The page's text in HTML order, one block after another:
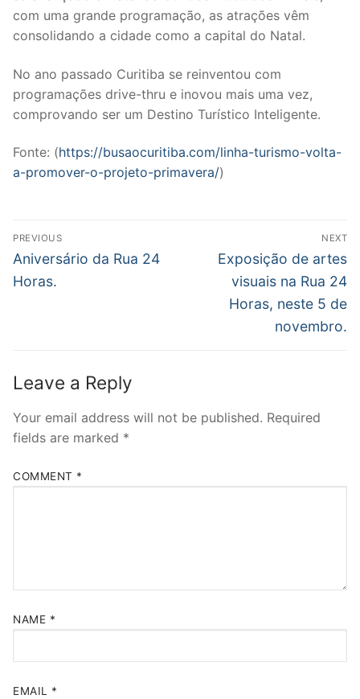
com uma grande programação, as atrações vêm
consolidando a cidade como a capital do Natal.
No ano passado Curitiba se reinventou com
programações drive-thru e inovou mais uma vez,
comprovando ser um Destino Turístico Inteligente.
Fonte: (https://busaocuritiba.com/linha-turismo-volta-
a-promover-o-projeto-primavera/)
Post
navigation
PREVIOUS
Previous
post:
Aniversário da Rua 24
Horas.
NEXT
Next
post:
Exposição de artes
visuais na Rua 24
Horas, neste 5 de
novembro.
Leave a Reply
Your email address will not be published. Required
fields are marked *
COMMENT *
NAME *
EMAIL *